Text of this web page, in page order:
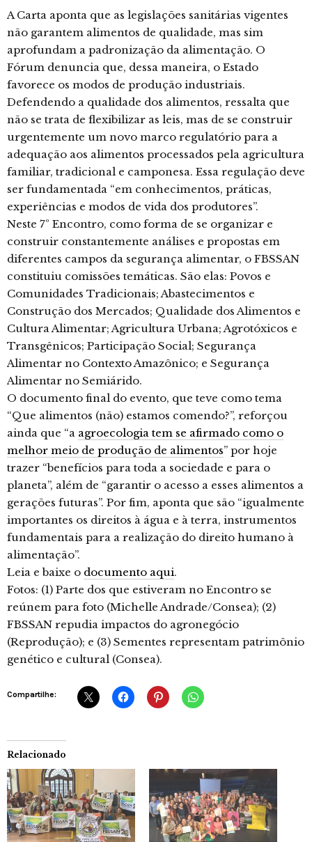
A Carta aponta que as legislações sanitárias vigentes
não garantem alimentos de qualidade, mas sim
aprofundam a padronização da alimentação. O
Fórum denuncia que, dessa maneira, o Estado
favorece os modos de produção industriais.
Defendendo a qualidade dos alimentos, ressalta que
não se trata de flexibilizar as leis, mas de se construir
urgentemente um novo marco regulatório para a
adequação aos alimentos processados pela agricultura
familiar, tradicional e camponesa. Essa regulação deve
ser fundamentada “em conhecimentos, práticas,
experiências e modos de vida dos produtores”.
Neste 7º Encontro, como forma de se organizar e
construir constantemente análises e propostas em
diferentes campos da segurança alimentar, o FBSSAN
constituiu comissões temáticas. São elas: Povos e
Comunidades Tradicionais; Abastecimentos e
Construção dos Mercados; Qualidade dos Alimentos e
Cultura Alimentar; Agricultura Urbana; Agrotóxicos e
Transgênicos; Participação Social; Segurança
Alimentar no Contexto Amazônico; e Segurança
Alimentar no Semiárido.
O documento final do evento, que teve como tema
“Que alimentos (não) estamos comendo?”, reforçou
ainda que “a agroecologia tem se afirmado como o
melhor meio de produção de alimentos” por hoje
trazer “benefícios para toda a sociedade e para o
planeta”, além de “garantir o acesso a esses alimentos a
gerações futuras”. Por fim, aponta que são “igualmente
importantes os direitos à água e à terra, instrumentos
fundamentais para a realização do direito humano à
alimentação”.
Leia e baixe o documento aqui.
Fotos: (1) Parte dos que estiveram no Encontro se
reúnem para foto (Michelle Andrade/Consea); (2)
FBSSAN repudia impactos do agronegócio
(Reprodução); e (3) Sementes representam patrimônio
genético e cultural (Consea).
Compartilhe:
Relacionado